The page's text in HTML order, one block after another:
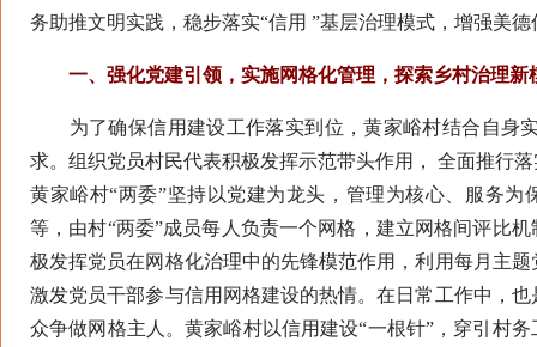
务助推文明实践，稳步落实“信用 ”基层治理模式，增强美
一、强化党建引领，实施网格化管理，探索乡村治理新
为了确保信用建设工作落实到位，黄家峪村结合自身
求。组织党员村民代表积极发挥示范带头作用， 全面推行
黄家峪村“两委”坚持以党建为龙头，管理为核心、服务
等，由村“两委”成员每人负责一个网格，建立网格间评比
极发挥党员在网格化治理中的先锋模范作用，利用每月主
激发党员干部参与信用网格建设的热情。在日常工作中，
众争做网格主人。黄家峪村以信用建设“一根针”，穿引村